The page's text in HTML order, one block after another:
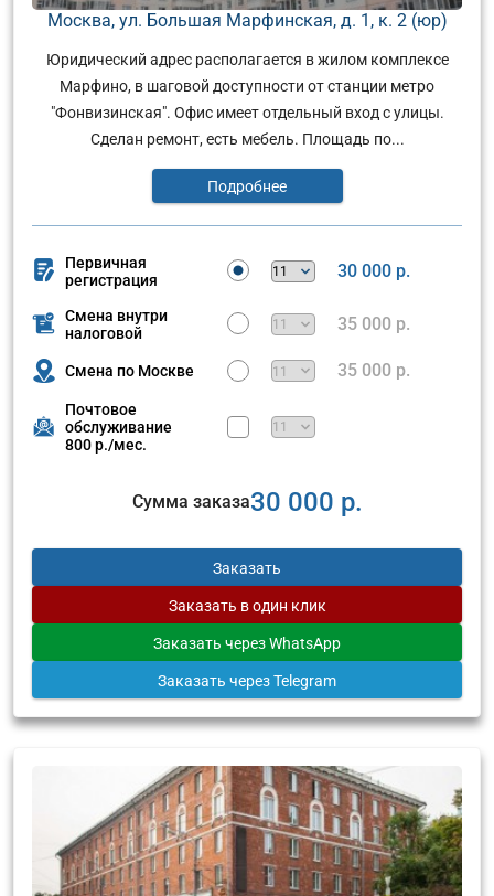
Москва, ул. Большая Марфинская, д. 1, к. 2 (юр)
Юридический адрес располагается в жилом комплексе
Марфино, в шаговой доступности от станции метро
"Фонвизинская". Офис имеет отдельный вход с улицы.
Сделан ремонт, есть мебель. Площадь по...
Подробнее
Первичная
регистрация
30 000 р.
Смена внутри
налоговой
35 000 р.
Смена по Москве 35 000 р.
Почтовое
обслуживание
800 р./мес.
Сумма заказа30 000 р.
Заказать
Заказать в один клик
Заказать через WhatsApp
Заказать через Telegram